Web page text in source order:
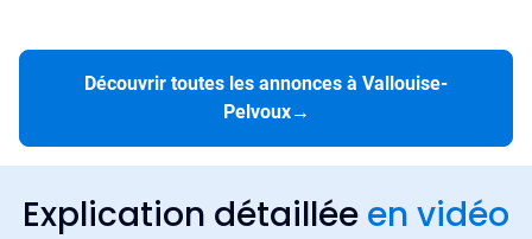
Découvrir toutes les annonces à Vallouise-
Pelvoux→
Explication détaillée en vidéo